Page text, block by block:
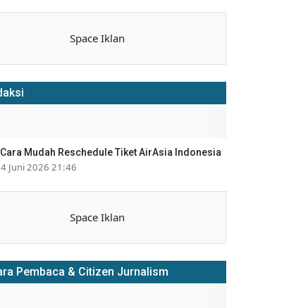
Space Iklan
Mudah Reschedule Tiket AirAsia Indonesia
Juni 2026 21:46
Space Iklan
Pembaca & Citizen Jurnalism